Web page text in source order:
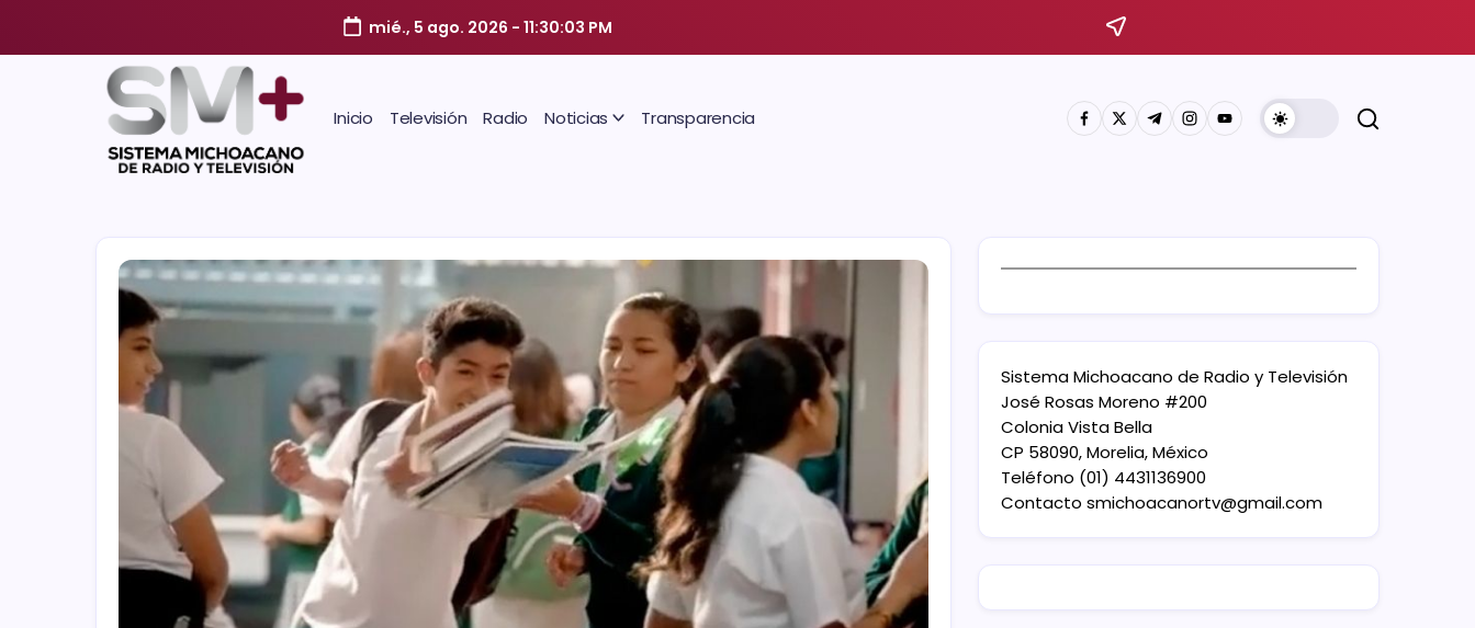
mié., 5 ago. 2026 - 11:30:04 PM
Inicio Televisión Radio Noticias Transparencia
Sistema Michoacano de Radio y Televisión
José Rosas Moreno #200
Colonia Vista Bella
CP 58090, Morelia, México
Teléfono (01) 4431136900
Contacto smichoacanortv@gmail.com